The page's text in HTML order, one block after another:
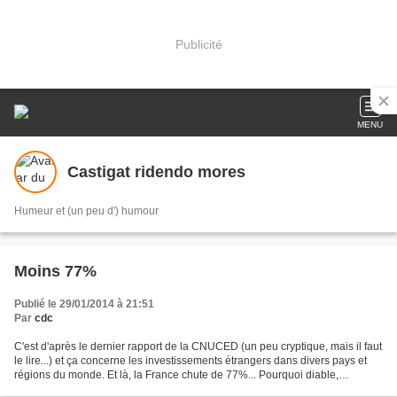
Publicité
MENU
Castigat ridendo mores
Humeur et (un peu d') humour
Moins 77%
Publié le 29/01/2014 à 21:51
Par cdc
C'est d'après le dernier rapport de la CNUCED (un peu cryptique, mais il faut
le lire...) et ça concerne les investissements étrangers dans divers pays et
régions du monde. Et là, la France chute de 77%... Pourquoi diable,